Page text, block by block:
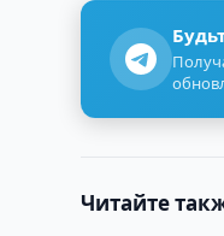
Читайте